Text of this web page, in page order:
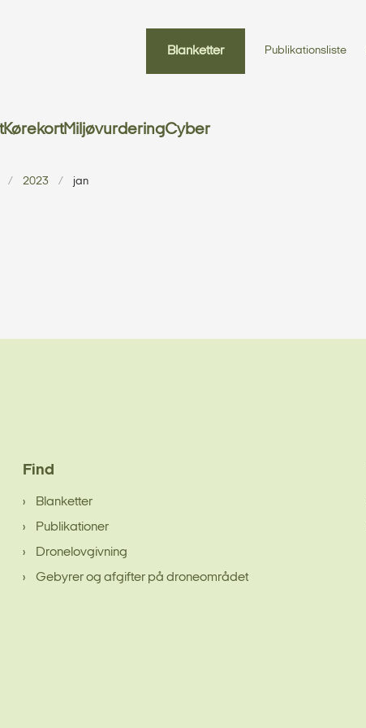
Blanketter Publikationsliste
KørekortMiljøvurderingCyber
2023 jan
Find
Blanketter
Publikationer
Dronelovgivning
Gebyrer og afgifter på droneområdet